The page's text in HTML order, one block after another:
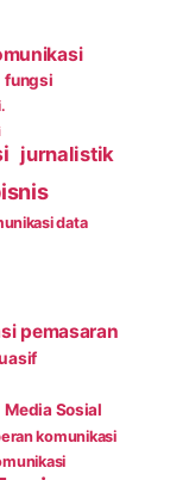
fungsi
jurnalistik
data
pemasaran
Media Sosial
komunikasi